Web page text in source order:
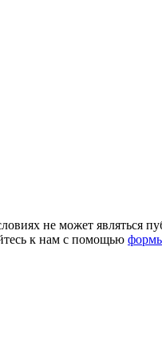
не может являться
к нам с помощью